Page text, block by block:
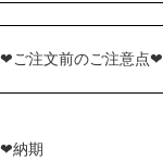
❤ご注文前のご注意点❤
❤納期